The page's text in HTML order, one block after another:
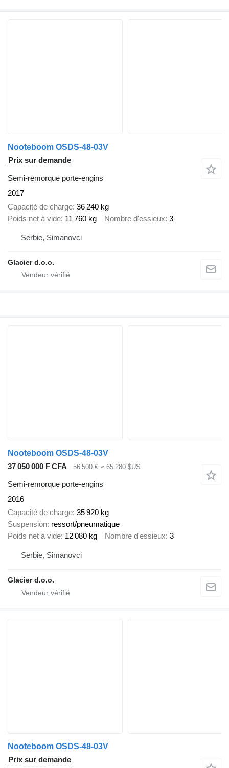
Nooteboom OSDS-48-03V
Prix sur demande
Semi-remorque porte-engins
2017
Capacité de charge 36 240 kg
Poids net à vide 11 760 kg Nombre d'essieux 3
Serbie, Simanovci
Glacier d.o.o.
Nooteboom OSDS-48-03V
37 050 000 F CFA
56 500 € ≈ 65 280 $US
Semi-remorque porte-engins
2016
Capacité de charge 35 920 kg
Suspension ressort/pneumatique
Poids net à vide 12 080 kg Nombre d'essieux 3
Serbie, Simanovci
Glacier d.o.o.
Nooteboom OSDS-48-03V
Prix sur demande